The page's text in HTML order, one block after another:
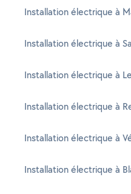
Installation électrique à
Installation électrique à
Installation électrique à
Installation électrique à
Installation électrique à
Installation électrique à